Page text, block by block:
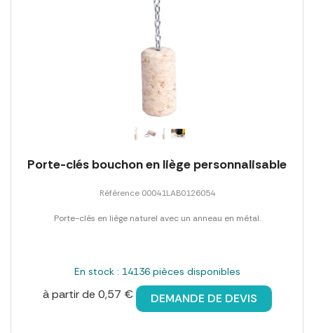
Porte-clés bouchon en liège personnalisable
Référence 00041LAB0126054
Porte-clés en liège naturel avec un anneau en métal.
En stock : 14136 pièces disponibles
à partir de 0,57 € DEMANDE DE DEVIS